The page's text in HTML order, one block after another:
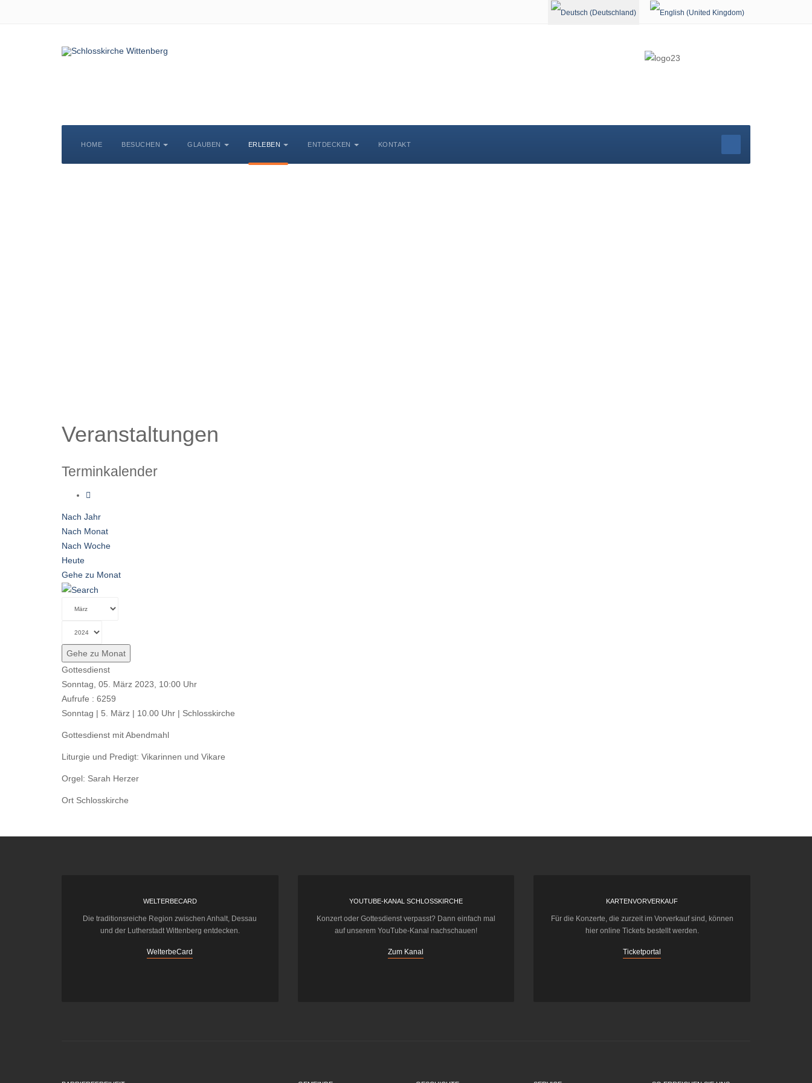
Sprache auswählen
HOME BESUCHEN GLAUBEN ERLEBEN ENTDECKEN KONTAKT
Veranstaltungen
Terminkalender
Nach Jahr
Nach Monat
Nach Woche
Heute
Gehe zu Monat
Gehe zu Monat
Gottesdienst
Sonntag, 05. März 2023, 10:00 Uhr
Aufrufe : 6259
Sonntag | 5. März | 10.00 Uhr | Schlosskirche
Gottesdienst mit Abendmahl
Liturgie und Predigt: Vikarinnen und Vikare
Orgel: Sarah Herzer
Ort Schlosskirche
WELTERBECARD
Die traditionsreiche Region zwischen Anhalt, Dessau
und der Lutherstadt Wittenberg entdecken.
WelterbeCard
YOUTUBE-KANAL SCHLOSSKIRCHE
Konzert oder Gottesdienst verpasst? Dann einfach mal
auf unserem YouTube-Kanal nachschauen!
Zum Kanal
KARTENVORVERKAUF
Für die Konzerte, die zurzeit im Vorverkauf sind, können
hier online Tickets bestellt werden.
Ticketportal